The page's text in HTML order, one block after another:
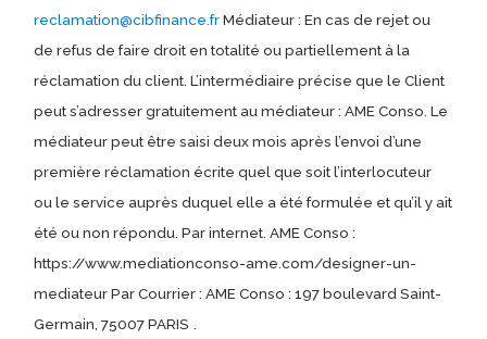
reclamation@cibfinance.frMédiateur : En cas de rejet ou
de refus de faire droit en totalité ou partiellement à la
réclamation du client. L’intermédiaire précise que le Client
peut s’adresser gratuitement au médiateur : AME Conso. Le
médiateur peut être saisi deux mois après l’envoi d’une
première réclamation écrite quel que soit l’interlocuteur
ou le service auprès duquel elle a été formulée et qu’il y ait
été ou non répondu. Par internet. AME Conso :
https://www.mediationconso-ame.com/designer-un-
mediateur Par Courrier : AME Conso : 197 boulevard Saint-
Germain, 75007 PARIS